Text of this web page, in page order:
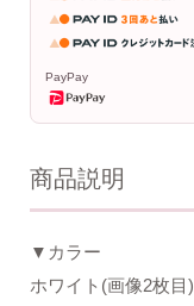
PayPay
商品説明
▼カラー
ホワイト(画像2枚目)